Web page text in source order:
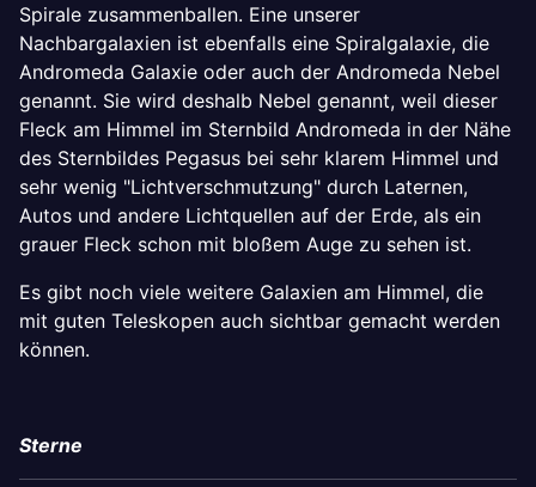
Spirale zusammenballen. Eine unserer
Nachbargalaxien ist ebenfalls eine Spiralgalaxie, die
Andromeda Galaxie oder auch der Andromeda Nebel
genannt. Sie wird deshalb Nebel genannt, weil dieser
Fleck am Himmel im Sternbild Andromeda in der Nähe
des Sternbildes Pegasus bei sehr klarem Himmel und
sehr wenig "Lichtverschmutzung" durch Laternen,
Autos und andere Lichtquellen auf der Erde, als ein
grauer Fleck schon mit bloßem Auge zu sehen ist.
Es gibt noch viele weitere Galaxien am Himmel, die
mit guten Teleskopen auch sichtbar gemacht werden
können.
Sterne